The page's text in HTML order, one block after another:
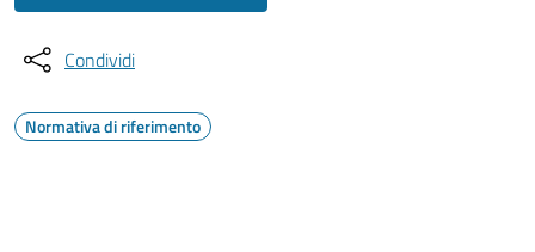
Condividi
Normativa di riferimento